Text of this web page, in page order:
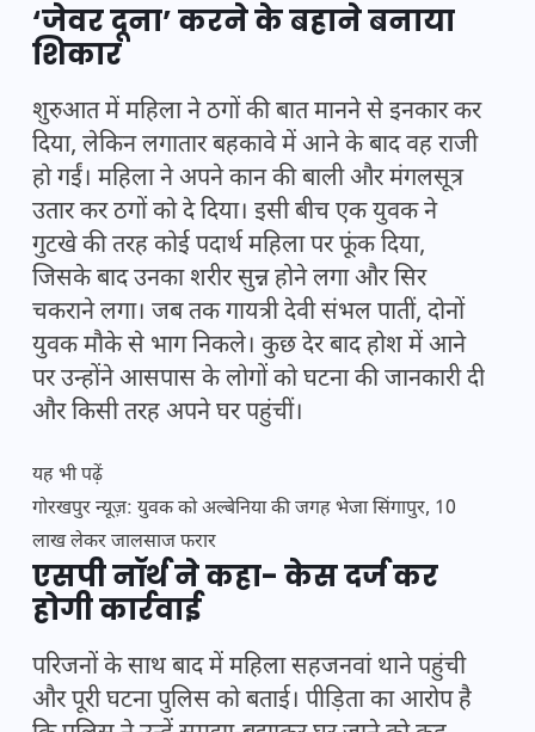
‘जेवर दूना’ करने के बहाने बनाया
शिकार
शुरुआत में महिला ने ठगों की बात मानने से इनकार कर
दिया, लेकिन लगातार बहकावे में आने के बाद वह राजी
हो गईं। महिला ने अपने कान की बाली और मंगलसूत्र
उतार कर ठगों को दे दिया। इसी बीच एक युवक ने
गुटखे की तरह कोई पदार्थ महिला पर फूंक दिया,
जिसके बाद उनका शरीर सुन्न होने लगा और सिर
चकराने लगा। जब तक गायत्री देवी संभल पातीं, दोनों
युवक मौके से भाग निकले। कुछ देर बाद होश में आने
पर उन्होंने आसपास के लोगों को घटना की जानकारी दी
और किसी तरह अपने घर पहुंचीं।
यह भी पढ़ें
गोरखपुर न्यूज़: युवक को अल्बेनिया की जगह भेजा सिंगापुर, 10
लाख लेकर जालसाज फरार
एसपी नॉर्थ ने कहा- केस दर्ज कर
होगी कार्रवाई
परिजनों के साथ बाद में महिला सहजनवां थाने पहुंची
और पूरी घटना पुलिस को बताई। पीड़िता का आरोप है